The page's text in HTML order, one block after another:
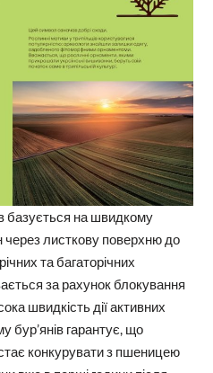
базується на швидкому
через листкову поверхню до
та багаторічних
за рахунок блокування
швидкість дії активних
бур’янів гарантує, що
конкурувати з пшеницею